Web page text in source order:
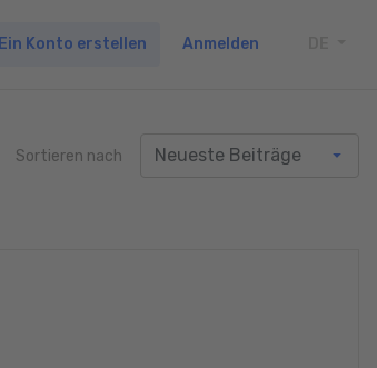
Ein Konto erstellen Anmelden
Sortieren nach